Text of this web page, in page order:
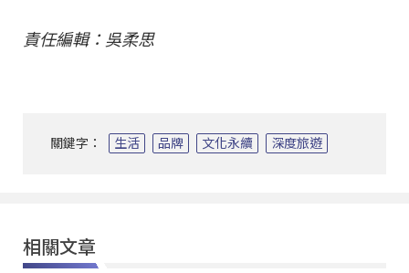
責任編輯：吳柔思
關鍵字： 生活 品牌 文化永續 深度旅遊
相關文章